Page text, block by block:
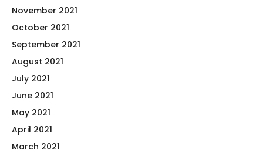
November 2021
October 2021
September 2021
August 2021
July 2021
June 2021
May 2021
April 2021
March 2021